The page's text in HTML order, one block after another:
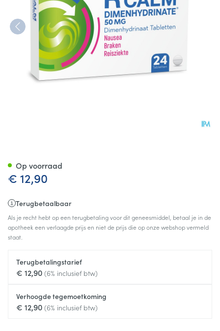
€ 12,90
Terugbetaalbaar
Als je recht hebt op een terugbetaling voor dit geneesmiddel, betaal je in de
apotheek een verlaagde prijs en niet de prijs die op onze webshop vermeld
staat.
Terugbetalingstarief
€ 12,90 (6% inclusief btw)
Verhoogde tegemoetkoming
€ 12,90 (6% inclusief btw)
Op voorraad